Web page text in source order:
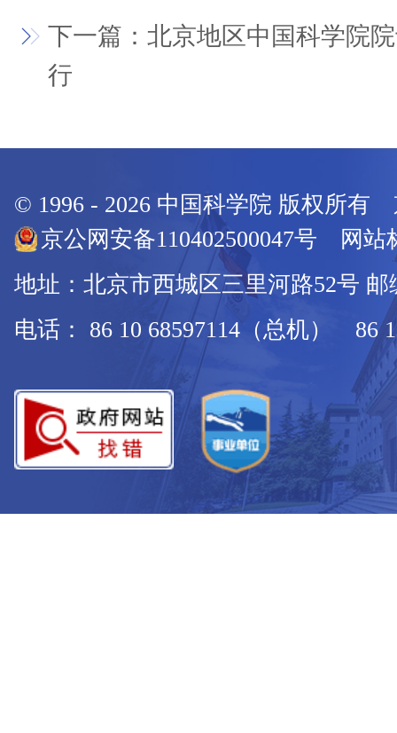
下一篇：北京地区中国科学院
行
© 1996 - 2026 中国科学院 版权所有
京公网安备110402500047号 网站
地址：北京市西城区三里河路52号 邮
电话： 86 10 68597114（总机） 86